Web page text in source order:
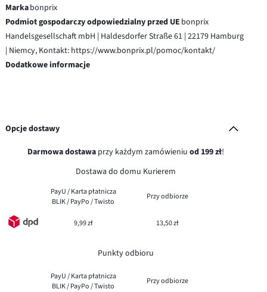
Markabonprix
Podmiot gospodarczy odpowiedzialny przed UE bonprix
Handelsgesellschaft mbH | Haldesdorfer Straße 61 | 22179 Hamburg
| Niemcy, Kontakt: https://www.bonprix.pl/pomoc/kontakt/
Dodatkowe informacje
Opcje dostawy
Darmowa dostawaprzy każdym zamówieniu od 199 zł!
Dostawa do domu Kurierem
PayU / Karta płatnicza
BLIK / PayPo / Twisto
Przy odbiorze
9,99 zł 13,50 zł
Punkty odbioru
PayU / Karta płatnicza
BLIK / PayPo / Twisto
Przy odbiorze